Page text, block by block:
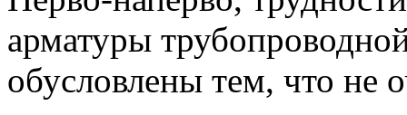
арматуры
обусловлены тем, что не